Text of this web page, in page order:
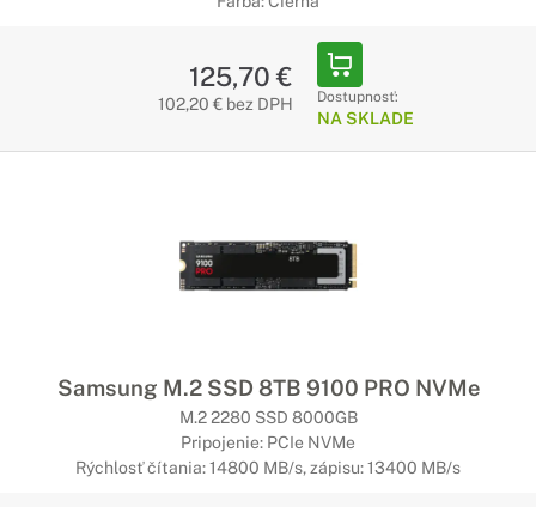
125,70 €
102,20 € bez DPH Dostupnosť:
NA SKLADE
Samsung M.2 SSD 8TB 9100 PRO NVMe
M.2 2280 SSD 8000GB
Pripojenie: PCIe NVMe
Rýchlosť čítania: 14800 MB/s, zápisu: 13400 MB/s